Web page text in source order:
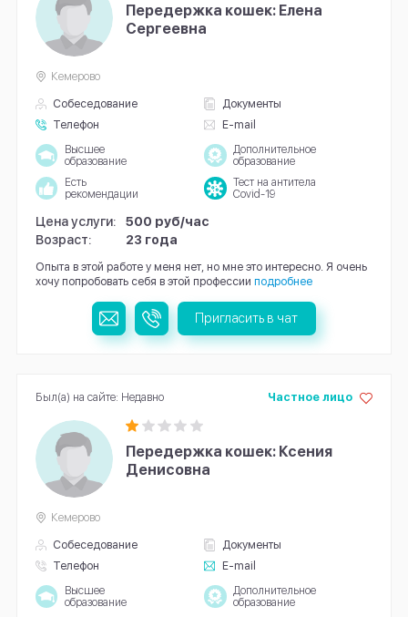
Передержка кошек: Елена
Сергеевна
Собеседование
Документы
Телефон
E-mail
Кемерово
Высшее
образование
Дополнительное
образование
Есть
рекомендации
Тест на антитела
Covid-19
Цена услуги:
500 руб/час
Возраст:
23 года
Опыта в этой работе у меня нет, но мне это интересно. Я очень
хочу попробовать себя в этой профессии подробнее
Пригласить в чат
Передержка кошек: Ксения
Денисовна
Собеседование
Документы
Телефон
E-mail
Частное лицо
Кемерово
Высшее
образование
Дополнительное
образование
Был(а) на сайте: Недавно